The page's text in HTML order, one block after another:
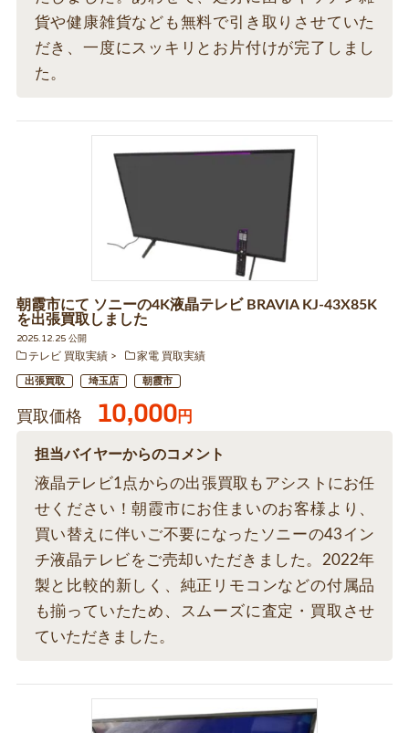
貨や健康雑貨なども無料で引き取りさせていた
だき、一度にスッキリとお片付けが完了しまし
た。
朝霞市にて ソニーの4K液晶テレビ BRAVIA KJ-43X85K
を出張買取しました
2025.12.25 公開
テレビ 買取実績
家電 買取実績
出張買取 埼玉店 朝霞市
買取価格 10,000円
担当バイヤーからのコメント
液晶テレビ1点からの出張買取もアシストにお任
せください！朝霞市にお住まいのお客様より、
買い替えに伴いご不要になったソニーの43イン
チ液晶テレビをご売却いただきました。2022年
製と比較的新しく、純正リモコンなどの付属品
も揃っていたため、スムーズに査定・買取させ
ていただきました。